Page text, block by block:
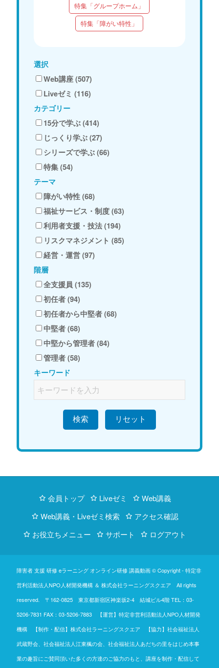
特集「グループホーム」
特集「障がい特性」
選択
Web講座 (507)
Liveゼミ (116)
カテゴリー
15分で学ぶ (414)
じっくり学ぶ (27)
シリーズで学ぶ (66)
特集 (54)
テーマ
障がい特性 (68)
福祉サービス・制度 (63)
利用者支援・技法 (194)
リスクマネジメント (85)
経営・運営 (97)
階層
全支援員 (135)
初任者 (94)
初任者から中堅者 (68)
中堅者 (68)
中堅から管理者 (84)
管理者 (58)
キーワード
検索
会員トップ Liveゼミ
Web講義
Web講義・Liveゼミ検索
アクセス確認
お役立ちメニュー
サポート ログアウト
障害者 支援 研修 eラーニング オンライン研修 講義動画 © Copyright - 特定非
営利活動法人NPO人材開発機構＆ 株式会社ラーニングスクエア All rights
reserved. 〒162-0825 東京都新宿区神楽坂2-4 結城ビル4階TEL：03-
5206-7831 FAX：03-5206-7883 【運営】特定非営利活動法人NPO人材開発
機構 【制作・配信】株式会社ラーニングスクエア 【協力】社会福祉法人
武蔵野会、社会福祉法人江東楓の会、社会福祉法人あだちの里をはじめ本事
業の趣旨にご賛同頂いた多くの方達のご協力のもと、講座を制作・配信して